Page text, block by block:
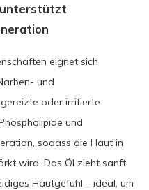
unterstützt
eignet sich
und
oder irritierte
und
sodass die Haut in
wird. Das Öl zieht sanft
Hautgefühl – ideal, um